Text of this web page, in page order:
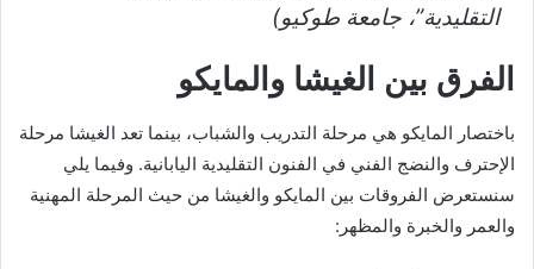
التقليدية”، جامعة طوكيو)
الفرق بين الغيشا والمايكو
باختصار المايكو هي مرحلة التدريب والشباب، بينما تعد الغيشا مرحلة
الإحترف والنضج الفني في الفنون التقليدية اليابانية. وفيما يلي
سنستعرض الفروقات بين المايكو والغيشا من حيث المرحلة المهنية
والعمر والخبرة والمظهر: